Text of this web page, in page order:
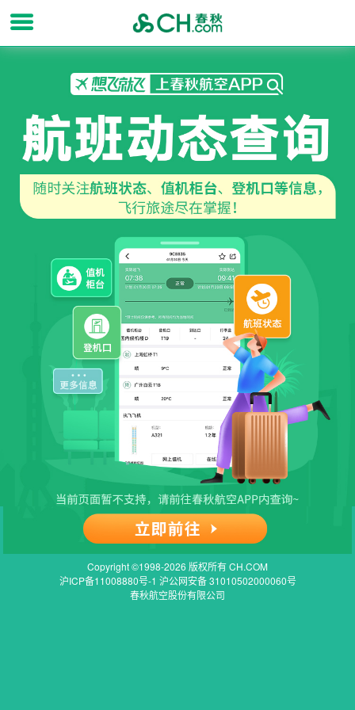
Copyright ©1998-2026 版权所有 CH.COM
沪ICP备11008880号-1 沪公网安备 31010502000060号
春秋航空股份有限公司